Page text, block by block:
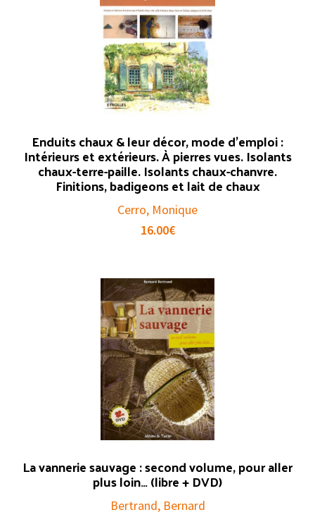
Enduits chaux & leur décor, mode d’emploi :
Intérieurs et extérieurs. À pierres vues. Isolants
chaux-terre-paille. Isolants chaux-chanvre.
Finitions, badigeons et lait de chaux
Cerro, Monique
16.00€
La vannerie sauvage : second volume, pour aller
plus loin… (libre + DVD)
Bertrand, Bernard